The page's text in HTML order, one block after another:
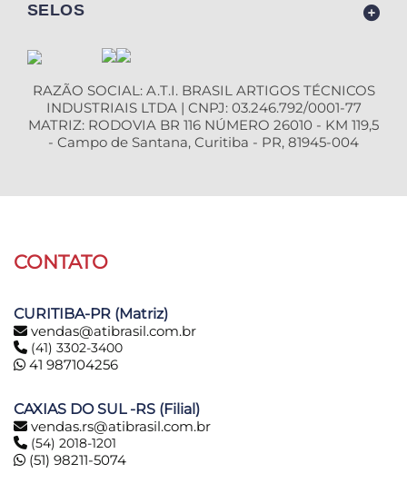
SELOS
RAZÃO SOCIAL: A.T.I. BRASIL ARTIGOS TÉCNICOS
INDUSTRIAIS LTDA | CNPJ: 03.246.792/0001-77
MATRIZ: RODOVIA BR 116 NÚMERO 26010 - KM 119,5
- Campo de Santana, Curitiba - PR, 81945-004
CONTATO
CURITIBA-PR (Matriz)
vendas@atibrasil.com.br
(41) 3302-3400
41 987104256
CAXIAS DO SUL -RS (Filial)
vendas.rs@atibrasil.com.br
(54) 2018-1201
(51) 98211-5074